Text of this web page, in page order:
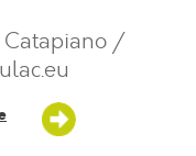
Catapiano /